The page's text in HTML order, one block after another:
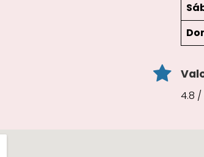
4.8